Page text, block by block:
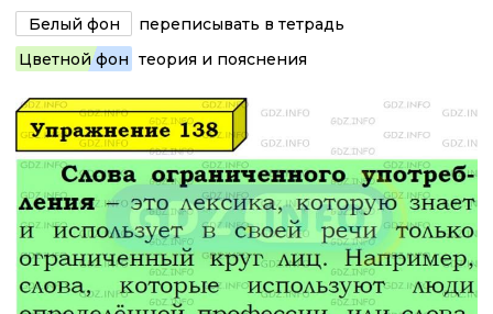
Белый фон
переписывать в тетрадь
Цветной фон теория и пояснения